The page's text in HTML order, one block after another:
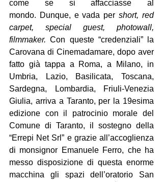
come se si affacciasse al
mondo. Dunque, e vada per short, red
carpet, special guest, photowall,
filmmaker. Con queste “credenziali” la
Carovana di Cinemadamare, dopo aver
fatto già tappa a Roma, a Milano, in
Umbria, Lazio, Basilicata, Toscana,
Sardegna, Lombardia, Friuli-Venezia
Giulia, arriva a Taranto, per la 19esima
edizione con il patrocinio morale del
Comune di Taranto, il sostegno della
“Errepi Net Srl” e grazie all’accoglienza
di monsignor Emanuele Ferro, che ha
messo disposizione di questa enorme
macchina gli spazi dell’oratorio San